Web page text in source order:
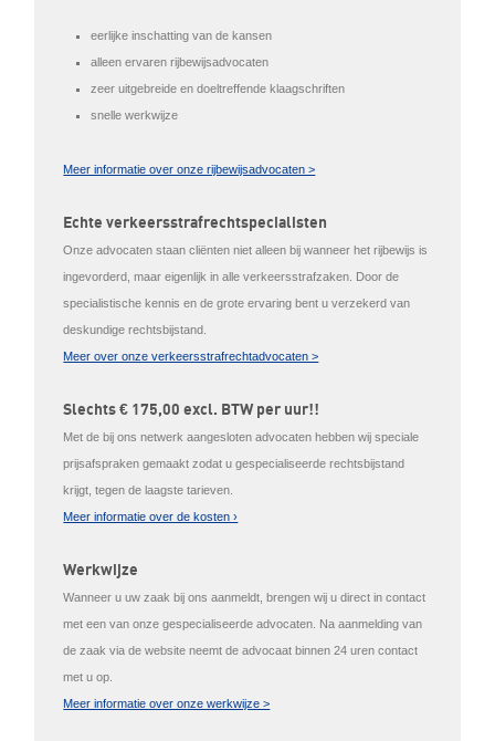
eerlijke inschatting van de kansen
alleen ervaren rijbewijsadvocaten
zeer uitgebreide en doeltreffende klaagschriften
snelle werkwijze
Meer informatie over onze rijbewijsadvocaten >
Echte verkeersstrafrechtspecialisten
Onze advocaten staan cliënten niet alleen bij wanneer het rijbewijs is
ingevorderd, maar eigenlijk in alle verkeersstrafzaken. Door de
specialistische kennis en de grote ervaring bent u verzekerd van
deskundige rechtsbijstand.
Meer over onze verkeersstrafrechtadvocaten >
Slechts € 175,00 excl. BTW per uur!!
Met de bij ons netwerk aangesloten advocaten hebben wij speciale
prijsafspraken gemaakt zodat u gespecialiseerde rechtsbijstand
krijgt, tegen de laagste tarieven.
Meer informatie over de kosten ›
Werkwijze
Wanneer u uw zaak bij ons aanmeldt, brengen wij u direct in contact
met een van onze gespecialiseerde advocaten. Na aanmelding van
de zaak via de website neemt de advocaat binnen 24 uren contact
met u op.
Meer informatie over onze werkwijze >